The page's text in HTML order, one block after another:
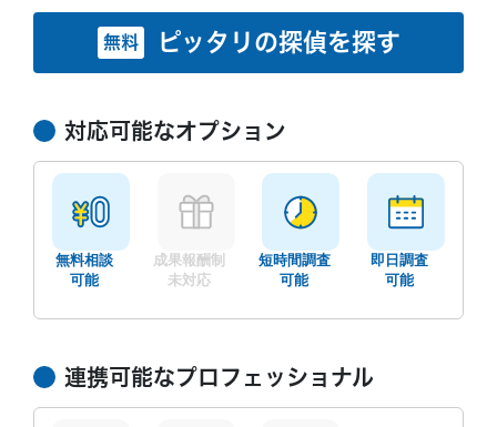
無料 ピッタリの探偵を探す
対応可能なオプション
無料相談
可能
成果報酬制
未対応
短時間調査
可能
即日調査
可能
連携可能なプロフェッショナル